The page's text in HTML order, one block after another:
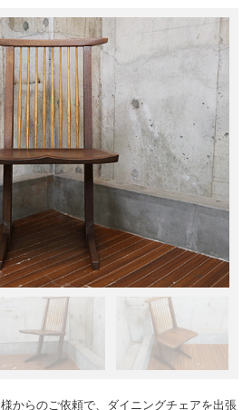
からのご依頼で、ダイニングチェアを出張